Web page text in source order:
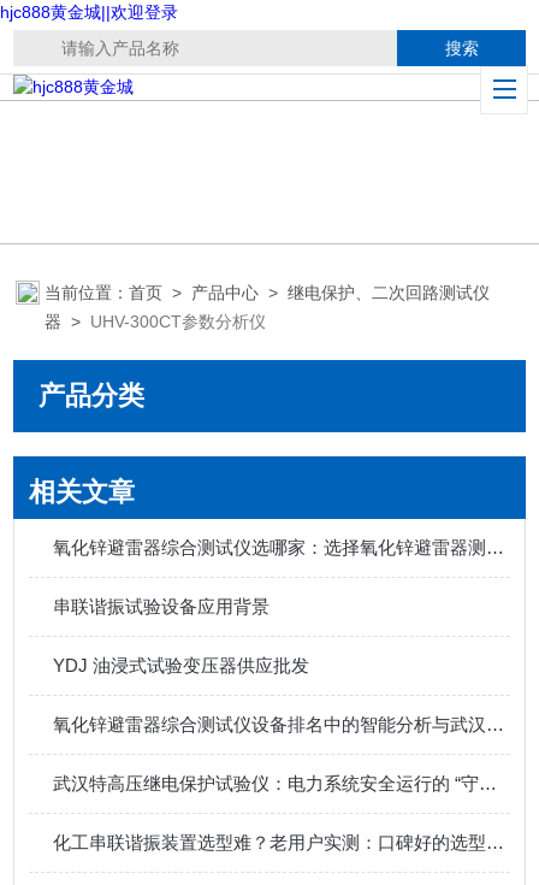
hjc888黄金城||欢迎登录
当前位置：首页 > 产品中心 >继电保护、二次回路测试仪
器 > UHV-300CT参数分析仪
产品分类
相关文章
氧化锌避雷器综合测试仪选哪家：选择氧化锌避雷器测试仪，迈向精准状态检修
串联谐振试验设备应用背景
YDJ 油浸式试验变压器供应批发
氧化锌避雷器综合测试仪设备排名中的智能分析与武汉特高压实践
武汉特高压继电保护试验仪：电力系统安全运行的 “守护者”​
化工串联谐振装置选型难？老用户实测：口碑好的选型建议藏这些细节里